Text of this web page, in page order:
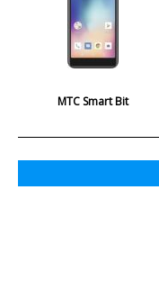
МТС Smart Bit